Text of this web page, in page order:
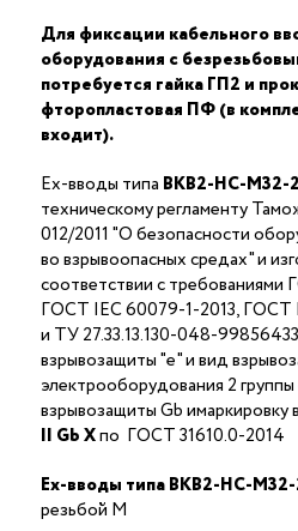
Для фиксации кабельного
оборудования с
потребуется гайка ГП2 и
фторопластовая ПФ (в
входит).
Ex-вводы типа ВКВ2-НС-М32-
техническому регламенту
012/2011 "О безопасности
во взрывоопасных средах" и
соответствии с требованиями
ГОСТ IEC 60079-1-2013,
и ТУ 27.33.13.130-048-
взрывозащиты "е" и вид
электрооборудования 2
взрывозащиты Gb имаркировку
II Gb Xпо ГОСТ 31610.0-2014
Ex-вводы типа ВКВ2-НС-
резьбой M